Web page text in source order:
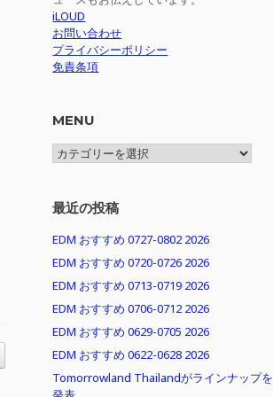
iLOUD
お問い合わせ
プライバシーポリシー
免責条項
MENU
MENU
最近の投稿
EDM おすすめ 0727-0802 2026
EDM おすすめ 0720-0726 2026
EDM おすすめ 0713-0719 2026
EDM おすすめ 0706-0712 2026
EDM おすすめ 0629-0705 2026
EDM おすすめ 0622-0628 2026
Tomorrowland Thailandがラインナップを